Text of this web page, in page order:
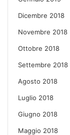
Dicembre 2018
Novembre 2018
Ottobre 2018
Settembre 2018
Agosto 2018
Luglio 2018
Giugno 2018
Maggio 2018